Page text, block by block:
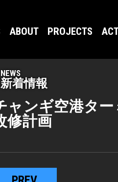
ABOUT PROJECTS
NEWS
新着情報
ャンギ空港ター
修計画